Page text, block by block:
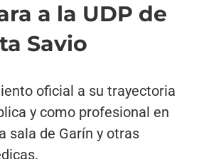
a la UDP de
Savio
oficial a su trayectoria
y como profesional en
sala de Garín y otras